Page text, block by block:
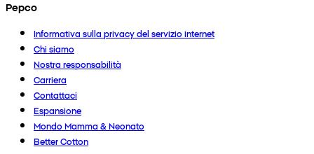
Pepco
Informativa sulla privacy del servizio internet
Chi siamo
Nostra responsabilità
Carriera
Contattaci
Espansione
Mondo Mamma & Neonato
Better Cotton